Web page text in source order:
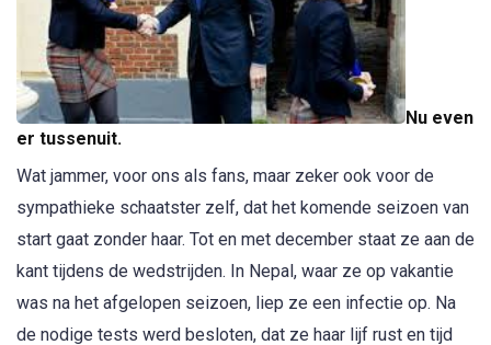
Nu even
er tussenuit.
Wat jammer, voor ons als fans, maar zeker ook voor de
sympathieke schaatster zelf, dat het komende seizoen van
start gaat zonder haar. Tot en met december staat ze aan de
kant tijdens de wedstrijden. In Nepal, waar ze op vakantie
was na het afgelopen seizoen, liep ze een infectie op. Na
de nodige tests werd besloten, dat ze haar lijf rust en tijd